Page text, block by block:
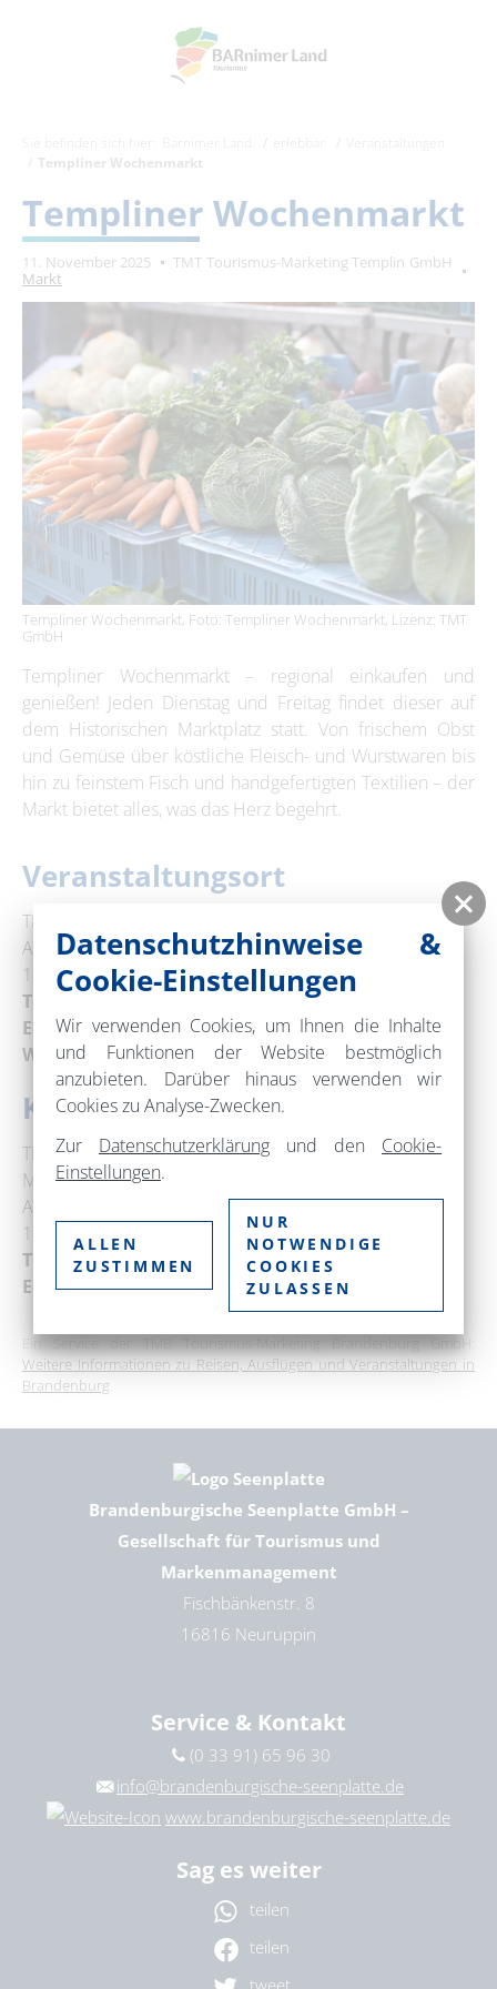
Templiner Wochenmarkt
Templiner Wochenmarkt
11. November 2025
TMT Tourismus-Marketing Templin GmbH
Markt
Templiner Wochenmarkt, Foto: Templiner Wochenmarkt, Lizenz: TMT
GmbH
Templiner Wochenmarkt – regional einkaufen und
genießen! Jeden Dienstag und Freitag findet dieser auf
dem Historischen Marktplatz statt. Von frischem Obst
und Gemüse über köstliche Fleisch- und Wurstwaren bis
hin zu feinstem Fisch und handgefertigten Textilien – der
Markt bietet alles, was das Herz begehrt.
Veranstaltungsort
TMT Tourismus-Marketing Templin GmbH
Am Markt 19
17268 Templin
Telefon:
E-Mail: tmt@templin.de
Web: www.templin.de
Kontakt
TMT Tourismus-Marketing Templin GmbH
Maja Noel
Am Markt 19
17268 Templin
Telefon:+49 (0) 3987 2631
E-Mail:noel@templin.de
Ein Service der TMB Tourismus-Marketing Brandenburg GmbH:
Weitere Informationen zu Reisen, Ausflügen und Veranstaltungen in
Brandenburg
Brandenburgische Seenplatte GmbH –
Gesellschaft für Tourismus und
Markenmanagement
Fischbänkenstr. 8
16816 Neuruppin
Service & Kontakt
(0 33 91) 65 96 30
info@brandenburgische-seenplatte.de
www.brandenburgische-seenplatte.de
Sag es weiter
teilen
teilen
tweet
Datenschutzhinweise &
Cookie-Einstellungen
Wir verwenden Cookies, um Ihnen die Inhalte
und Funktionen der Website bestmöglich
anzubieten. Darüber hinaus verwenden wir
Cookies zu Analyse-Zwecken.
Zur Datenschutzerklärung und den Cookie-
Einstellungen.
ALLEN
ZUSTIMMEN
NUR
NOTWENDIGE
COOKIES
ZULASSEN